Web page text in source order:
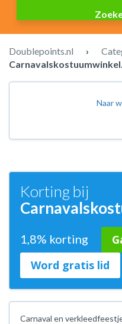
Doublepoints.nl ›
Naar
Korting bij
1,8% korting
Word gratis lid
Carnaval en